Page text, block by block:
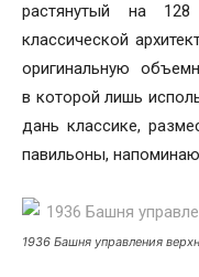
растянутый на
классической
оригинальную
в которой лишь
дань классике,
павильоны,
1936 Башня управления